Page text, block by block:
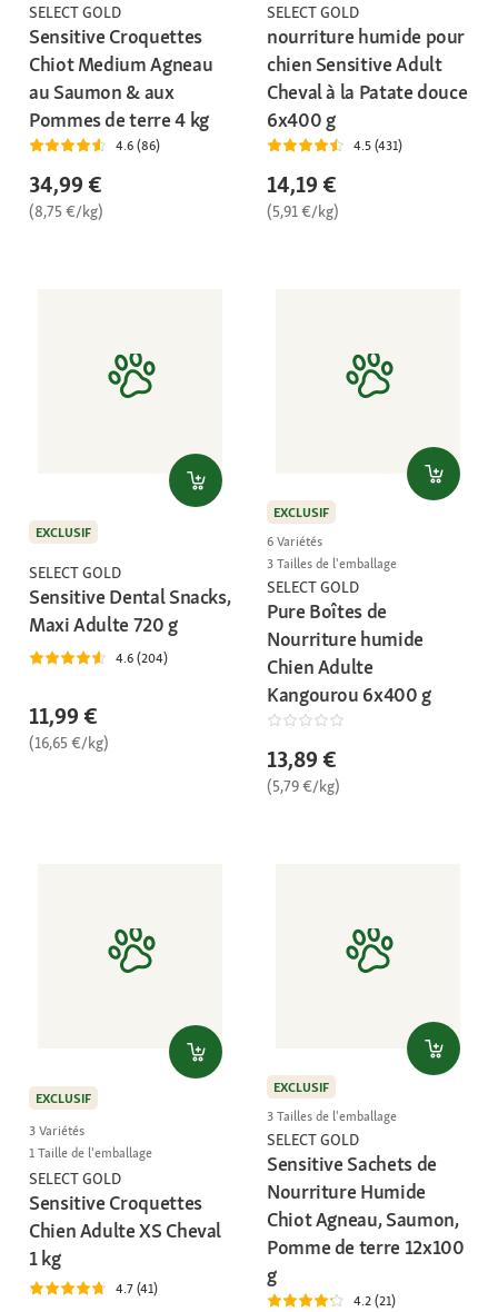
SELECT GOLD
Sensitive Croquettes
Chiot Medium Agneau
au Saumon & aux
Pommes de terre 4 kg
4.6 (86)
34,99 €
(8,75 €/kg)
SELECT GOLD
nourriture humide pour
chien Sensitive Adult
Cheval à la Patate douce
6x400 g
4.5 (431)
14,19 €
(5,91 €/kg)
EXCLUSIF
SELECT GOLD
Sensitive Dental Snacks,
Maxi Adulte 720 g
4.6 (204)
11,99 €
(16,65 €/kg)
EXCLUSIF
6 Variétés
3 Tailles de l'emballage
SELECT GOLD
Pure Boîtes de
Nourriture humide
Chien Adulte
Kangourou 6x400 g
13,89 €
(5,79 €/kg)
EXCLUSIF
3 Variétés
1 Taille de l'emballage
SELECT GOLD
Sensitive Croquettes
Chien Adulte XS Cheval
1 kg
4.7 (41)
EXCLUSIF
3 Tailles de l'emballage
SELECT GOLD
Sensitive Sachets de
Nourriture Humide
Chiot Agneau, Saumon,
Pomme de terre 12x100
g
4.2 (21)